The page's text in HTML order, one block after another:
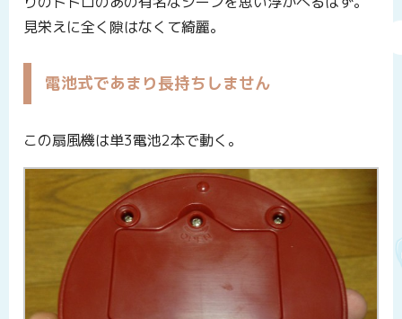
見栄えに全く隙はなくて綺麗。
電池式であまり長持ちしません
この扇風機は単3電池2本で動く。